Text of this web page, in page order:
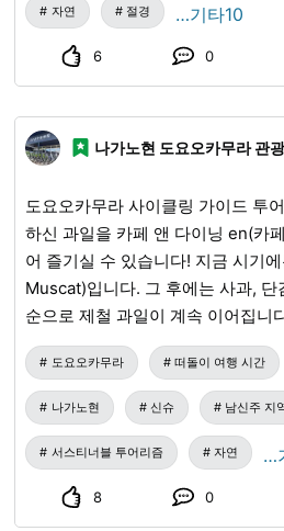
송이버섯 오니기리나 버섯 튀김 등
뉴를 즐기셨습니다! 참여
자연 절경 …기타10
6 0
나가노현 도요오카무라 관
도요오카무라 사이클링 가이드 투
하신 과일을 카페 앤 다이닝 en(카
어 즐기실 수 있습니다! 지금 시기에는 샤인 마스캇(Shine
Muscat)입니다. 그 후에는 사과,
순으로 제철 과일이 계속 이어집니다! 가이드 투어에 대한
세한 내용은 도요오카 타비지칸
지를 참조해 주십시오. 전화 문의
라 관광협회(도요오카 타비지칸):
도요오카무라 떠돌이 여행 시간
나가노현 신슈 남신주 지
서스티너블 투어리즘 자연 …
8 0